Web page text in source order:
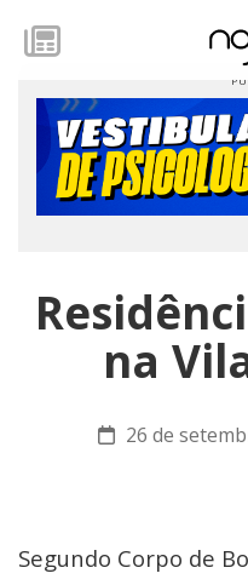
na
26 de
Segundo Corpo de